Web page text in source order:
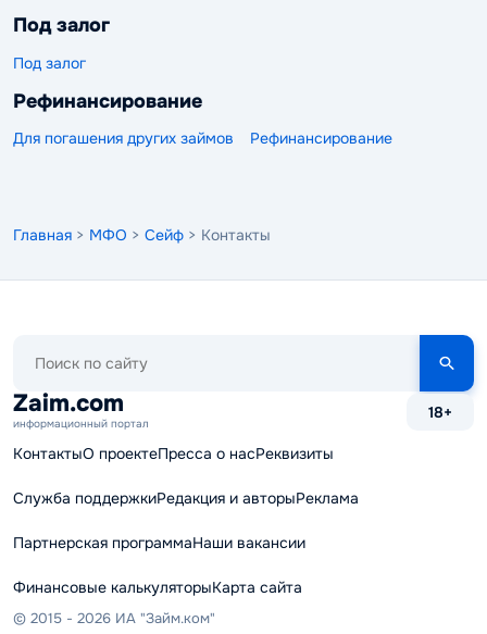
Под залог
Под залог
Рефинансирование
Для погашения других займов Рефинансирование
Главная > МФО > Сейф > Контакты
сайту
Zaim.com
информационный портал
18+
КонтактыО проектеПресса о насРеквизиты
Служба поддержкиРедакция и авторыРеклама
Партнерская программаНаши вакансии
Финансовые калькуляторыКарта сайта
© 2015 - 2026 ИА "Займ.ком"